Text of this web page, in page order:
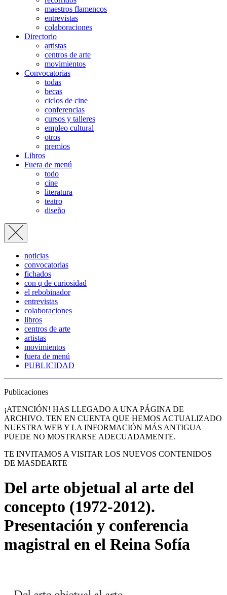
maestros flamencos
entrevistas
colaboraciones
Directorio
artistas
centros de arte
movimientos
Convocatorias
todas
becas
ciclos de cine
conferencias
cursos y talleres
empleo cultural
otros
premios
Libros
Fuera de menú
todo
cine
literatura
teatro
diseño
noticias
convocatorias
fichados
con q de curiosidad
el rebobinador
entrevistas
colaboraciones
libros
centros de arte
artistas
movimientos
fuera de menú
PUBLICIDAD
Publicaciones
¡ATENCIÓN! HAS LLEGADO A UNA PÁGINA DE
ARCHIVO. TEN EN CUENTA QUE HEMOS ACTUALIZADO
NUESTRA WEB Y LA INFORMACIÓN MÁS ANTIGUA
PUEDE NO MOSTRARSE ADECUADAMENTE.
TE INVITAMOS A VISITAR LOS NUEVOS CONTENIDOS
DE MASDEARTE
Del arte objetual al arte del
concepto (1972-2012).
Presentación y conferencia
magistral en el Reina Sofía